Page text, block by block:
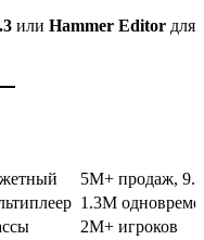
или Hammer Editor для
5M+ продаж,
1.3M
2M+ игроков